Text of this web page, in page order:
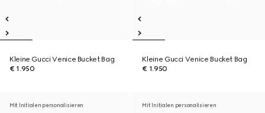
Kleine Gucci Venice Bucket Bag
€ 1.950
Kleine Gucci Venice Bucket Bag
€ 1.950
Mit Initialen personalisieren Mit Initialen personalisieren